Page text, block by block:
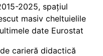
2025, spațiul
masiv cheltuielile
date Eurostat
carieră didactică